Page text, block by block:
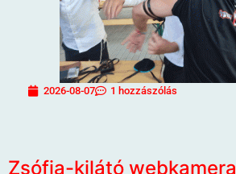
2026-08-07 1 hozzászólás
Zsófia-kilátó webkamera